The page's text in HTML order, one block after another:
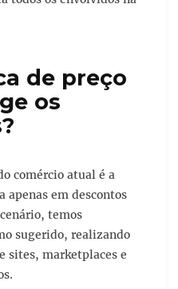
de preço
os
comércio atual é a
apenas em descontos
temos
sugerido, realizando
sites, marketplaces e